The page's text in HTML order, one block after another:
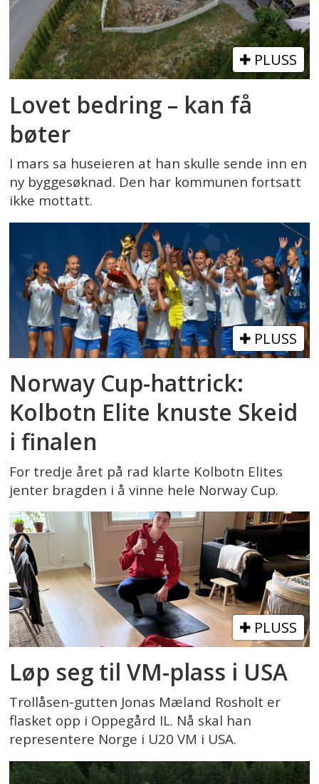
PLUSS
Lovet bedring – kan få
bøter
I mars sa huseieren at han skulle sende inn en
ny byggesøknad. Den har kommunen fortsatt
ikke mottatt.
PLUSS
Norway Cup-hattrick:
Kolbotn Elite knuste Skeid
i finalen
For tredje året på rad klarte Kolbotn Elites
jenter bragden i å vinne hele Norway Cup.
PLUSS
Løp seg til VM-plass i USA
Trollåsen-gutten Jonas Mæland Rosholt er
flasket opp i Oppegård IL. Nå skal han
representere Norge i U20 VM i USA.